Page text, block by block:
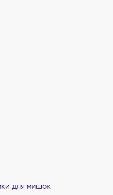
для мишок